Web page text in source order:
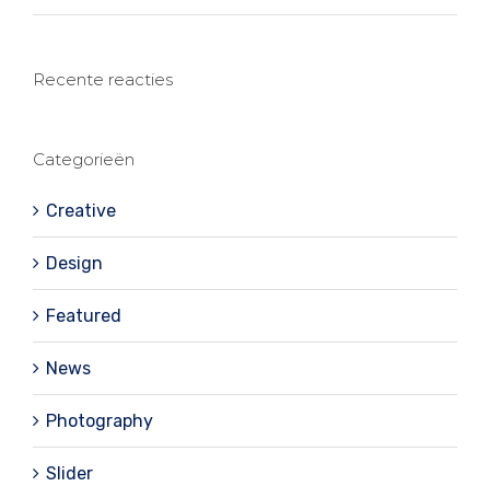
Recente reacties
Categorieën
Creative
Design
Featured
News
Photography
Slider